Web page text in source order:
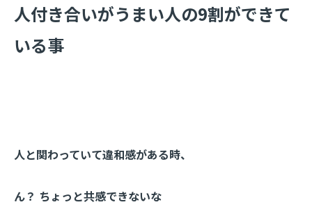
​人付き合いがうまい人の9割ができて
いる事
人と関わっていて違和感がある時、
ん？ ちょっと共感できないな